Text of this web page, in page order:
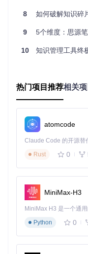
解决方案：将内容拆解
顺序、跨文档引用和
0%以上，大幅减少重
1.4 单一视图 vs 多维
解决方案：提供文档树
操作场景：三栏式知
块级编辑区，右侧为
级管理与关联可视化的
二、场景化应用
南
如何将思源笔记的功
2.1 如何用思源笔记块
学术研究需要处理大量
笔记的块级编辑为此提
8 如何破解知识碎片化
9 5个维度：思源
10 知识管理工具终极对决
热门项目推荐相关
atomcode
Rust
0
MiniMax-H3
Python
0